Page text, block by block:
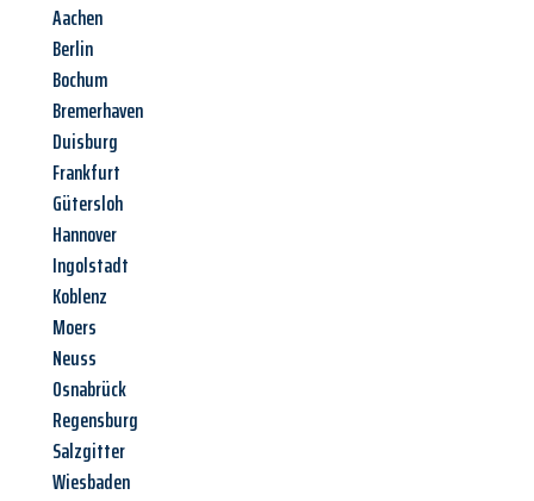
Aachen
Berlin
Bochum
Bremerhaven
Duisburg
Frankfurt
Gütersloh
Hannover
Ingolstadt
Koblenz
Moers
Neuss
Osnabrück
Regensburg
Salzgitter
Wiesbaden